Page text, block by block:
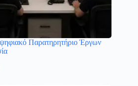
Παρατηρητήριο Έργων